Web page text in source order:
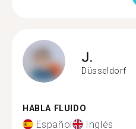
J.
Düsseldorf
HABLA FLUIDO
Español Inglés